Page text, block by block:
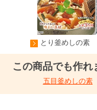
とり釜めしの素
この商品でも作れ
五目釜めしの素